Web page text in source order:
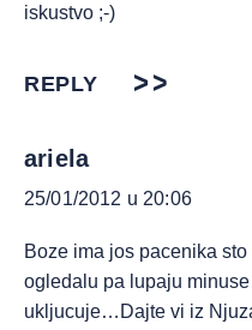
iskustvo ;-)
REPLY
ariela
25/01/2012 u 20:06
Boze ima jos pacenika
ogledalu pa lupaju
ukljucuje…Dajte vi iz